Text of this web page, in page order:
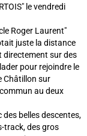
le vendredi
Roger Laurent"
juste la distance
directement sur des
pour rejoindre le
Châtillon sur
au deux
belles descentes,
track, des gros